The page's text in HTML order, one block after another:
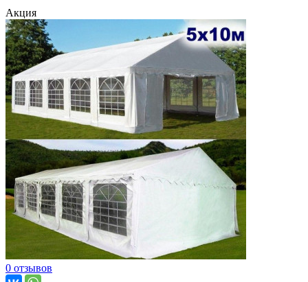
Акция
0 отзывов